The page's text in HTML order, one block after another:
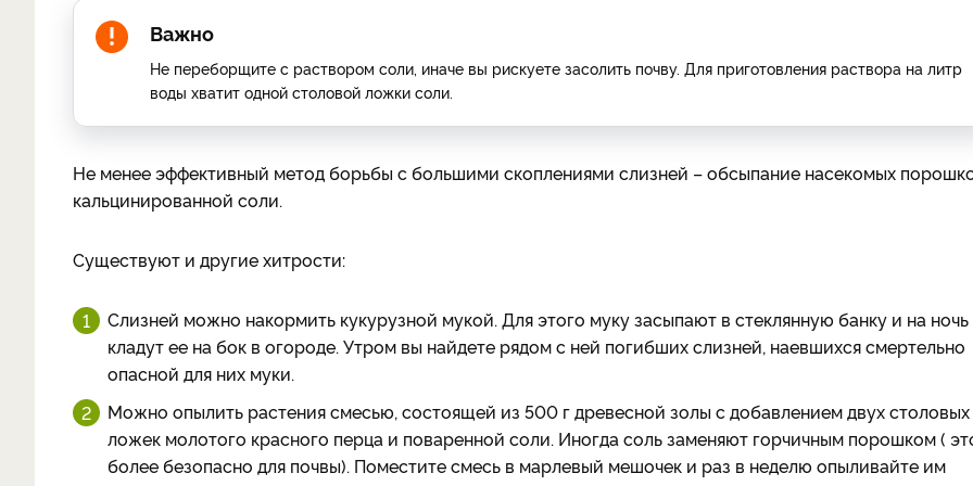
Важно
Не переборщите с раствором соли, иначе вы рискуете засолить почву. Для приготовления раствора на литр
воды хватит одной столовой ложки соли.
Не менее эффективный метод борьбы с большими скоплениями слизней – обсыпание насекомых
кальцинированной соли.
Существуют и другие хитрости:
Слизней можно накормить кукурузной мукой. Для этого муку засыпают в стеклянную банку и на ночь
кладут ее на бок в огороде. Утром вы найдете рядом с ней погибших слизней, наевшихся смертельно
опасной для них муки.
Можно опылить растения смесью, состоящей из 500 г древесной золы с добавлением двух столовых
ложек молотого красного перца и поваренной соли. Иногда соль заменяют горчичным порошком (
более безопасно для почвы). Поместите смесь в марлевый мешочек и раз в неделю опыливайте им